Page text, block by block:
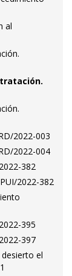
al
2022-003
2022-004
382
2022-382
395
397
el